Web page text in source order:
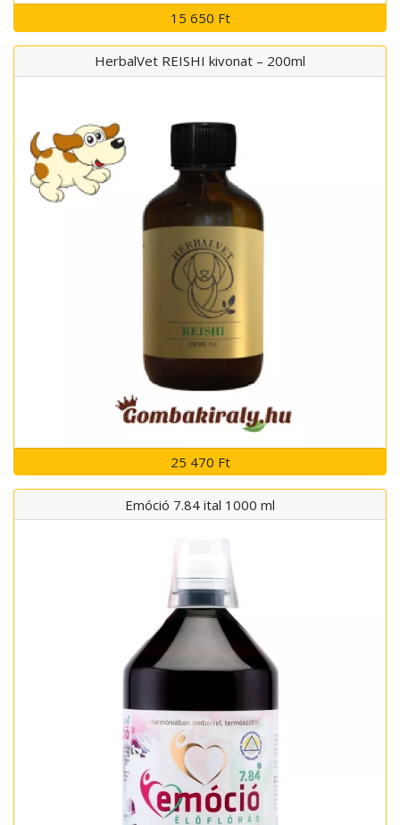
15 650 Ft
HerbalVet REISHI kivonat – 200ml
25 470 Ft
Emóció 7.84 ital 1000 ml